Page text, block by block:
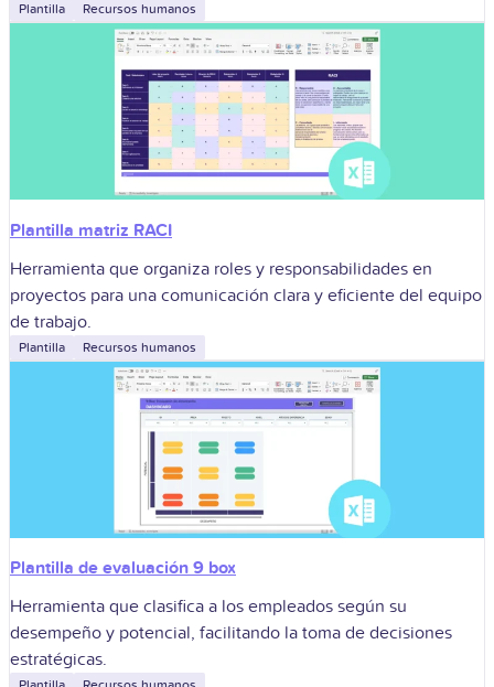
Plantilla Recursos humanos
Plantilla matriz RACI
Herramienta que organiza roles y responsabilidades en
proyectos para una comunicación clara y eficiente del equipo
de trabajo.
Plantilla Recursos humanos
Plantilla de evaluación 9 box
Herramienta que clasifica a los empleados según su
desempeño y potencial, facilitando la toma de decisiones
estratégicas.